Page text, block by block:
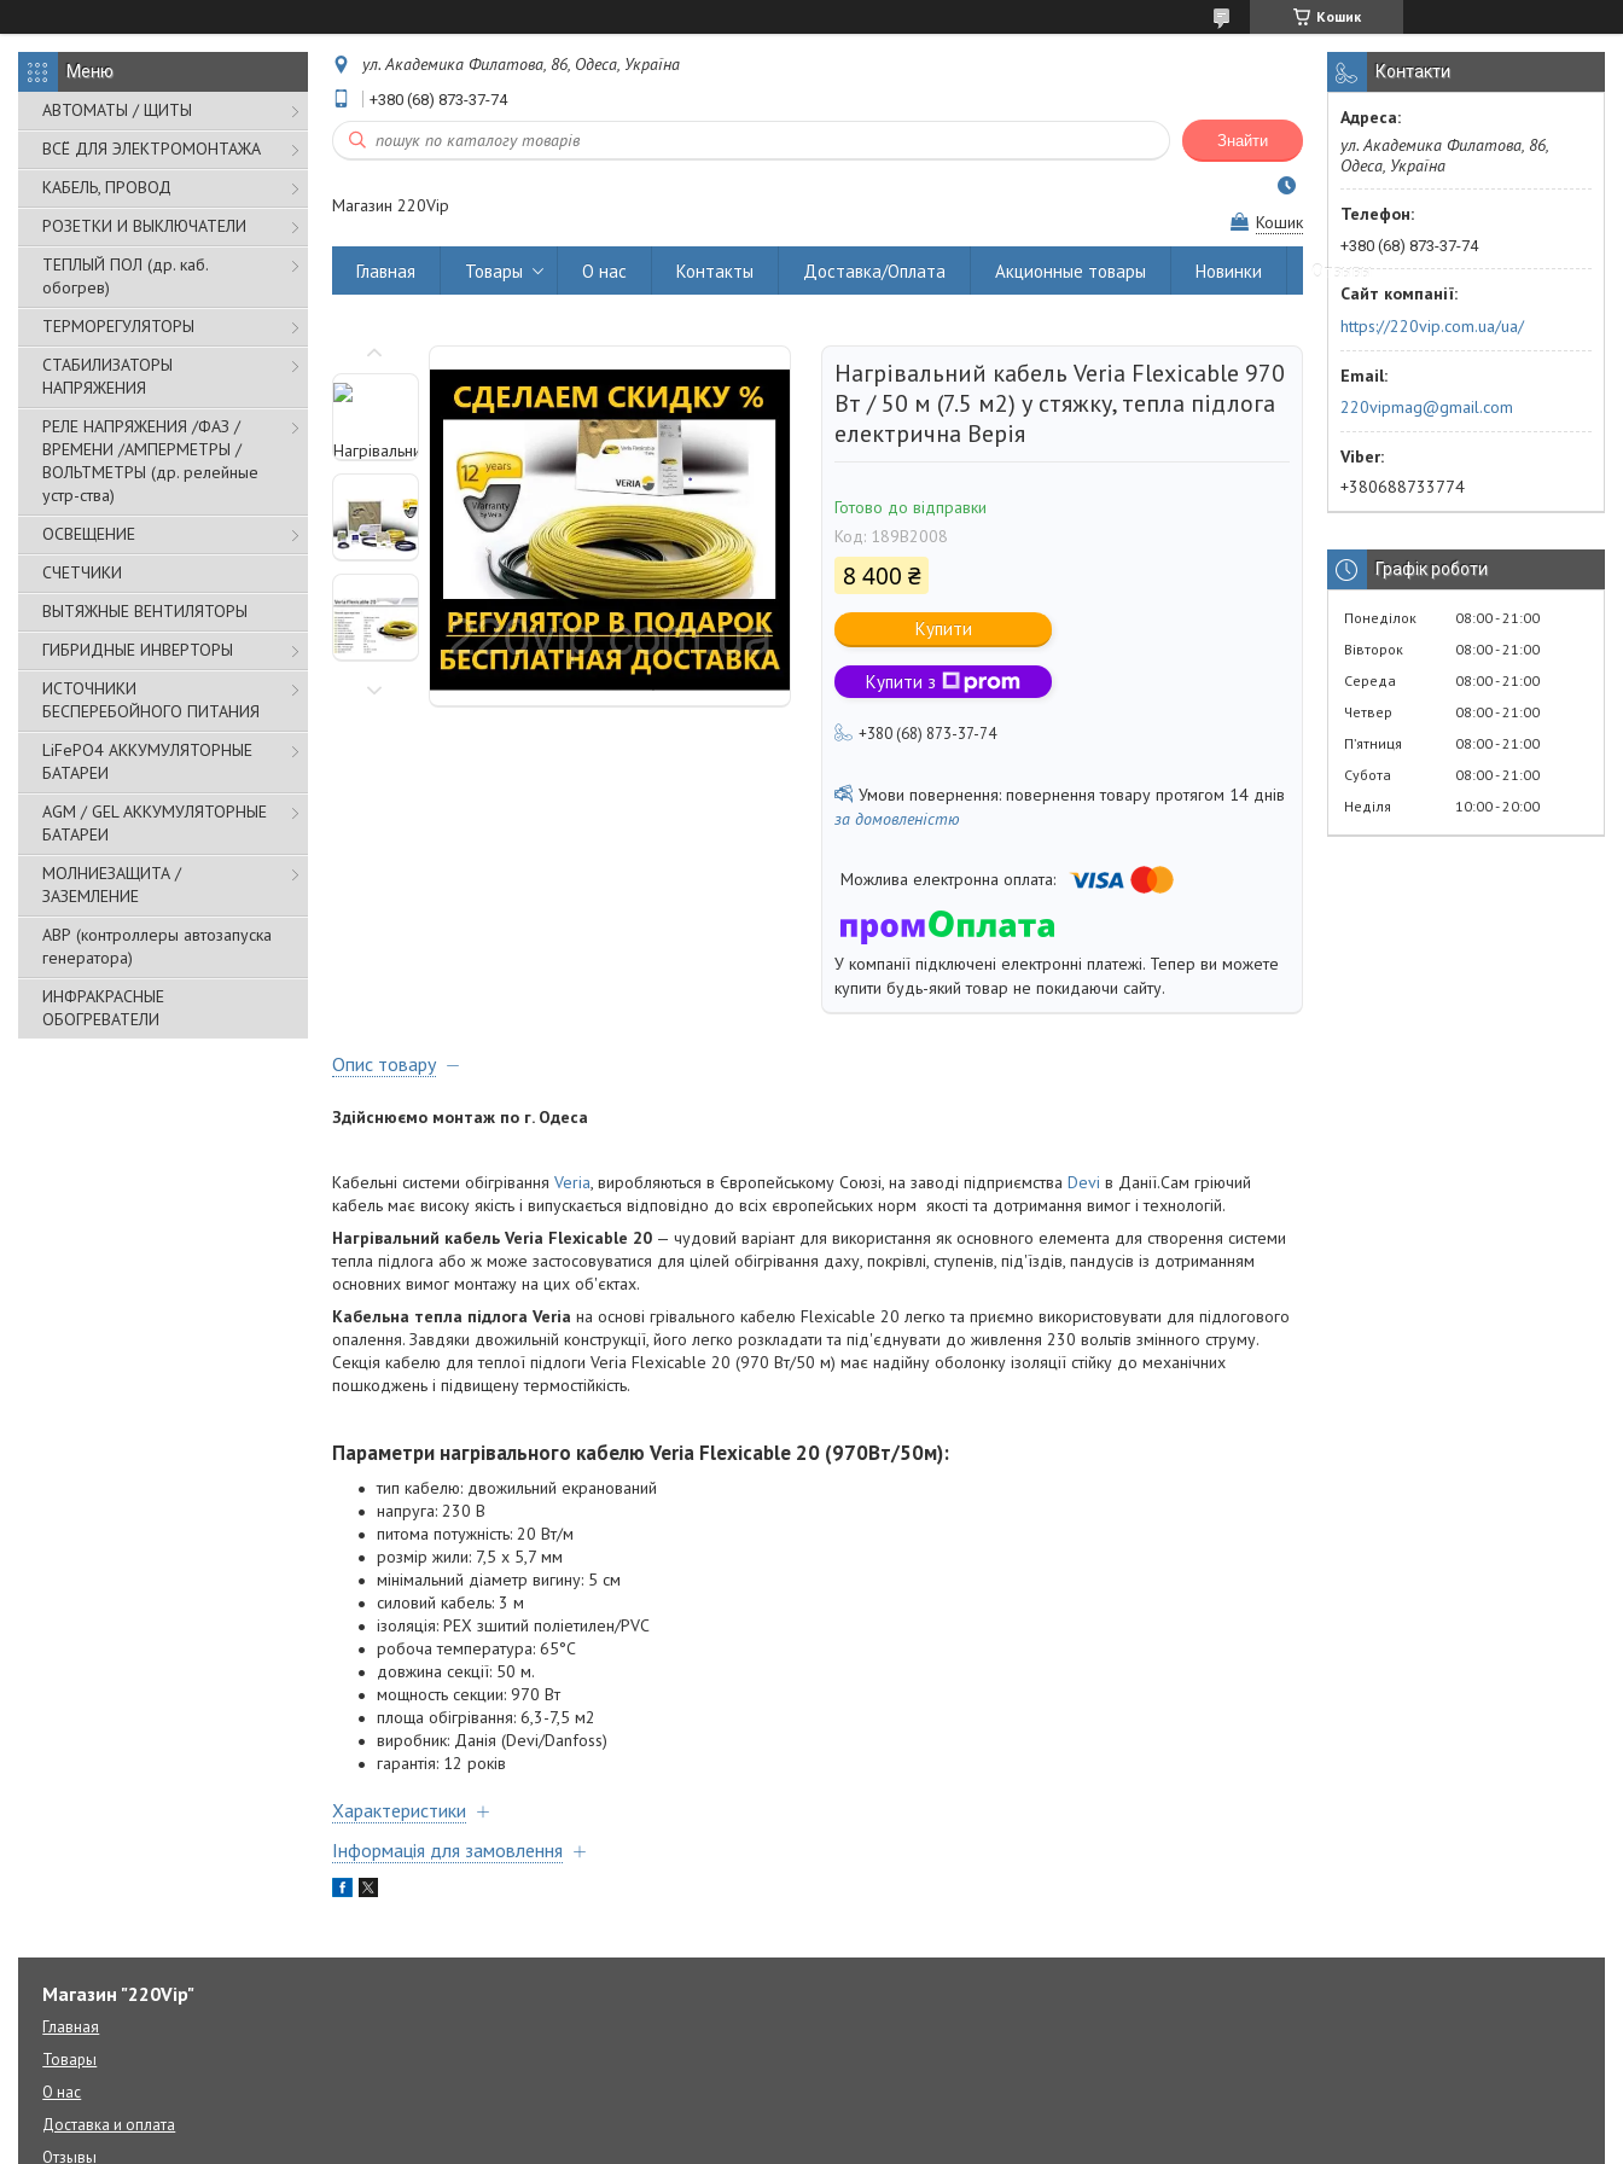
Кошик
АВТОМАТЫ / ЩИТЫ
ВСЁ ДЛЯ ЭЛЕКТРОМОНТАЖА
КАБЕЛЬ, ПРОВОД
РОЗЕТКИ И ВЫКЛЮЧАТЕЛИ
ТЕПЛЫЙ ПОЛ (др. каб.
обогрев)
ТЕРМОРЕГУЛЯТОРЫ
СТАБИЛИЗАТОРЫ
НАПРЯЖЕНИЯ
РЕЛЕ НАПРЯЖЕНИЯ /ФАЗ /
ВРЕМЕНИ /АМПЕРМЕТРЫ /
ВОЛЬТМЕТРЫ (др. релейные
устр-ства)
ОСВЕЩЕНИЕ
СЧЕТЧИКИ
ВЫТЯЖНЫЕ ВЕНТИЛЯТОРЫ
ГИБРИДНЫЕ ИНВЕРТОРЫ
ИСТОЧНИКИ
БЕСПЕРЕБОЙНОГО ПИТАНИЯ
LiFePO4 АККУМУЛЯТОРНЫЕ
БАТАРЕИ
AGM / GEL АККУМУЛЯТОРНЫЕ
БАТАРЕИ
МОЛНИЕЗАЩИТА /
ЗАЗЕМЛЕНИЕ
АВР (контроллеры автозапуска
генератора)
ИНФРАКРАСНЫЕ
ОБОГРЕВАТЕЛИ
ул. Академика Филатова, 86, Одеса, Україна
+380 (68) 873-37-74
Знайти
Магазин 220Vip
Кошик
Главная Товары О нас Контакты Доставка/Оплата Акционные товары Новинки Отзывы
Нагрівальний кабель Veria Flexicable 970
Вт / 50 м (7.5 м2) у стяжку, тепла підлога
електрична Верія
Готово до відправки
Код: 189B2008
8 400 ₴
Купити
Купити з
+380 (68) 873-37-74
повернення товару протягом 14 днів
за домовленістю
У компанії підключені електронні платежі. Тепер ви можете
купити будь-який товар не покидаючи сайту.
Опис товару
Здійснюємо монтаж по г. Одеса
Кабельні системи обігрівання Veria, виробляються в Європейському Союзі, на заводі підприємства Devi в Данії.Сам гріючий
кабель має високу якість і випускається відповідно до всіх європейських норм якості та дотримання вимог і технологій.
Нагрівальний кабель Veria Flexicable 20 — чудовий варіант для використання як основного елемента для створення системи
тепла підлога або ж може застосовуватися для цілей обігрівання даху, покрівлі, ступенів, під'їздів, пандусів із дотриманням
основних вимог монтажу на цих об'єктах.
Кабельна тепла підлога Veria на основі грівального кабелю Flexicable 20 легко та приємно використовувати для підлогового
опалення. Завдяки двожильній конструкції, його легко розкладати та під'єднувати до живлення 230 вольтів змінного струму.
Секція кабелю для теплої підлоги Veria Flexicable 20 (970 Вт/50 м) має надійну оболонку ізоляції стійку до механічних
пошкоджень і підвищену термостійкість.
Параметри нагрівального кабелю Veria Flexicable 20 (970Вт/50м):
тип кабелю: двожильний екранований
напруга: 230 В
питома потужність: 20 Вт/м
розмір жили: 7,5 х 5,7 мм
мінімальний діаметр вигину: 5 см
силовий кабель: 3 м
ізоляція: РЕХ зшитий поліетилен/PVC
робоча температура: 65°C
довжина секції: 50 м.
мощность секции: 970 Вт
площа обігрівання: 6,3-7,5 м2
виробник: Данія (Devi/Danfoss)
гарантія: 12 років
Характеристики
Інформація для замовлення
Контакти
ул. Академика Филатова, 86,
Одеса, Україна
+380 (68) 873-37-74
https://220vip.com.ua/ua/
220vipmag@gmail.com
+380688733774
Графік роботи
Понеділок 08:00 21:00
Вівторок
08:00 21:00
Середа
08:00 21:00
Четвер
08:00 21:00
Пʼятниця
08:00 21:00
Субота
08:00 21:00
Неділя
10:00 20:00
Магазин "220Vip"
Главная
Товары
О нас
Доставка и оплата
Отзывы